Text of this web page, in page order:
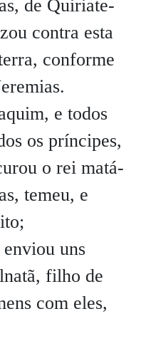
de Quiriate-
contra esta
conforme
e todos
os príncipes,
o rei matá-
temeu, e
uns
filho de
com eles,